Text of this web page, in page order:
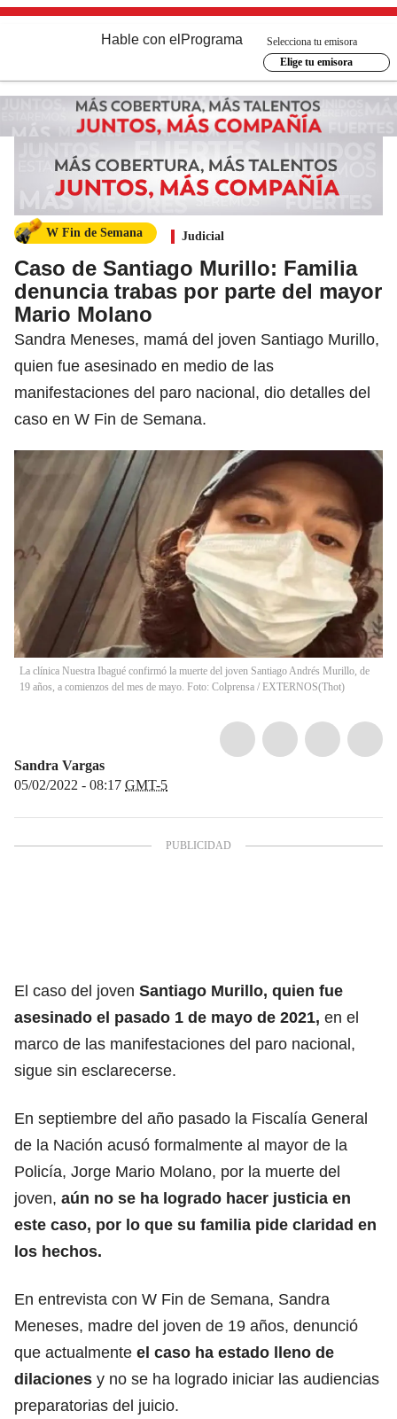
Hable con el Programa
Selecciona tu emisora
Elige tu emisora
W Fin de Semana Judicial
Caso de Santiago Murillo: Familia
denuncia trabas por parte del mayor
Mario Molano
Sandra Meneses, mamá del joven Santiago Murillo,
quien fue asesinado en medio de las
manifestaciones del paro nacional, dio detalles del
caso en W Fin de Semana.
La clínica Nuestra Ibagué confirmó la muerte del joven Santiago Andrés Murillo, de
19 años, a comienzos del mes de mayo. Foto: Colprensa / EXTERNOS(Thot)
Sandra Vargas
05/02/2022 - 08:17 GMT-5
El caso del joven Santiago Murillo, quien fue
asesinado el pasado 1 de mayo de 2021, en el
marco de las manifestaciones del paro nacional,
sigue sin esclarecerse.
En septiembre del año pasado la Fiscalía General
de la Nación acusó formalmente al mayor de la
Policía, Jorge Mario Molano, por la muerte del
joven, aún no se ha logrado hacer justicia en
este caso, por lo que su familia pide claridad en
los hechos.
En entrevista con W Fin de Semana, Sandra
Meneses, madre del joven de 19 años, denunció
que actualmente el caso ha estado lleno de
dilaciones y no se ha logrado iniciar las audiencias
preparatorias del juicio.